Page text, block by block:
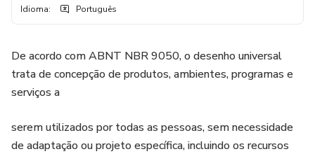
Idioma: Português
De acordo com ABNT NBR 9050, o desenho universal
trata de concepção de produtos, ambientes, programas e
serviços a
serem utilizados por todas as pessoas, sem necessidade
de adaptação ou projeto específica, incluindo os recursos